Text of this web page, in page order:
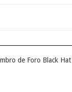
de Foro Black Hat